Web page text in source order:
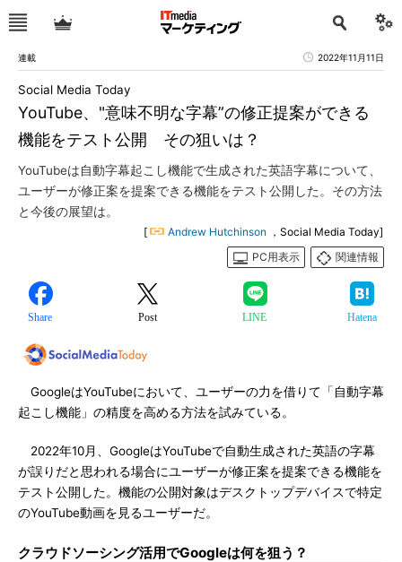
連載 2022年11月11日
YouTube、"意味不明な字幕”の修正提案ができる
機能をテスト公開 その狙いは？
Social Media Today
YouTubeは自動字幕起こし機能で生成された英語字幕について、
ユーザーが修正案を提案できる機能をテスト公開した。その方法
と今後の展望は。
[ Andrew Hutchinson ，Social Media Today]
PC用表示
関連情報
Share Post LINE Hatena
GoogleはYouTubeにおいて、ユーザーの力を借りて「自動字幕
起こし機能」の精度を高める方法を試みている。
2022年10月、GoogleはYouTubeで自動生成された英語の字幕
が誤りだと思われる場合にユーザーが修正案を提案できる機能を
テスト公開した。機能の公開対象はデスクトップデバイスで特定
のYouTube動画を見るユーザーだ。
クラウドソーシング活用でGoogleは何を狙う？